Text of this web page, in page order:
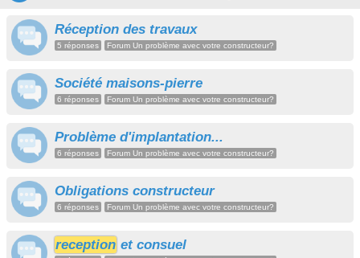
Réception des travaux
5 réponses Forum Un problème avec votre constructeur?
Société maisons-pierre
6 réponses Forum Un problème avec votre constructeur?
Problème d'implantation...
6 réponses Forum Un problème avec votre constructeur?
Obligations constructeur
6 réponses Forum Un problème avec votre constructeur?
reception et consuel